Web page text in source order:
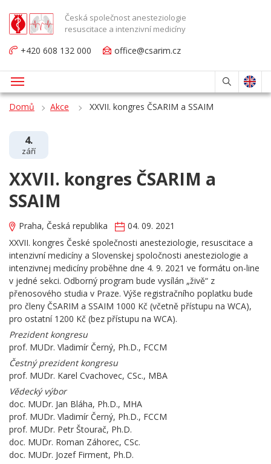
Česká společnost anesteziologie
resuscitace a intenzivní medicíny
+420 608 132 000 office@csarim.cz
Domů Akce XXVII. kongres ČSARIM a SSAIM
4.
září
XXVII. kongres ČSARIM a
SSAIM
Praha, Česká republika
04. 09. 2021
XXVII. kongres České společnosti anesteziologie, resuscitace a
intenzivní medicíny a Slovenskej spoločnosti anesteziologie a
intenzivnej medicíny proběhne dne 4. 9. 2021 ve formátu on-line
v jedné sekci. Odborný program bude vysílán „živě“ z
přenosového studia v Praze. Výše registračního poplatku bude
pro členy ČSARIM a SSAIM 1000 Kč (včetně přístupu na WCA),
pro ostatní 1200 Kč (bez přístupu na WCA).
Prezident kongresu
prof. MUDr. Vladimír Černý, Ph.D., FCCM
Čestný prezident kongresu
prof. MUDr. Karel Cvachovec, CSc., MBA
Vědecký výbor
doc. MUDr. Jan Bláha, Ph.D., MHA
prof. MUDr. Vladimír Černý, Ph.D., FCCM
prof. MUDr. Petr Štourač, Ph.D.
doc. MUDr. Roman Záhorec, CSc.
doc. MUDr. Jozef Firment, Ph.D.